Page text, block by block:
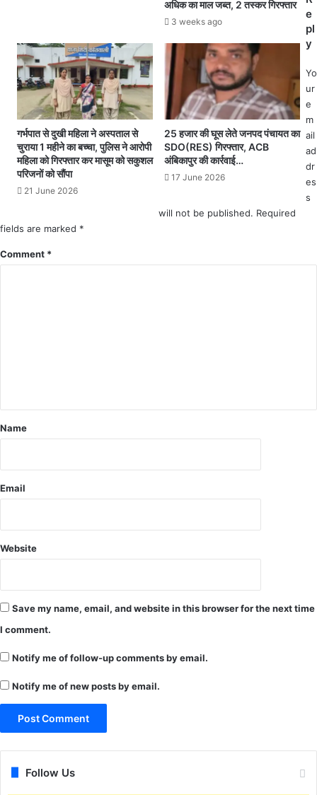
का
पा
ल
धि
का
री
अ
भि
प
को
स
के
भी
आ
पा
ग
स
लि
के
1
आ
क्ष
क
ये
को
रो
अधिक का माल जब्त, 2 तस्कर गिरफ्तार
3 weeks ago
गर्भपात से दुखी महिला ने अस्पताल से
चुराया 1 महीने का बच्चा, पुलिस ने आरोपी
महिला को गिरफ्तार कर मासूम को सकुशल
परिजनों को सौंपा
21 June 2026
25 हजार की घूस लेते जनपद पंचायत का
SDO(RES) गिरफ्तार, ACB
अंबिकापुर की कार्रवाई…
17 June 2026
e
pl
y
Yo
ur
e
m
ail
ad
dr
es
s
will not be published. Required
fields are marked *
Comment *
Name
Email
Website
Save my name, email, and website in this browser for the next time
I comment.
Notify me of follow-up comments by email.
Notify me of new posts by email.
Follow Us